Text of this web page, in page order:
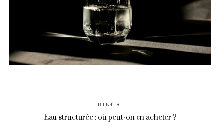
BIEN-ÊTRE
Eau structurée : où peut-on en acheter ?